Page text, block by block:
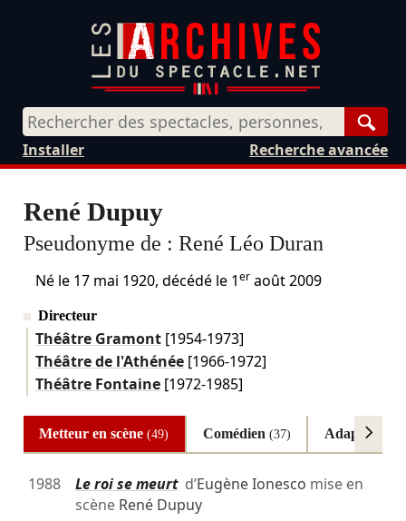
Recherche avancée
Installer
René Dupuy
Pseudonyme de : René Léo Duran
Né le 17 mai 1920, décédé le 1eraoût 2009
Directeur
Théâtre Gramont[1954-1973]
Théâtre de l'Athénée[1966-1972]
Théâtre Fontaine[1972-1985]
Metteur en scène(49) Comédien (37) Adaptateur
1988 Le roi se meurtd’Eugène Ionesco mise en
scène René Dupuy